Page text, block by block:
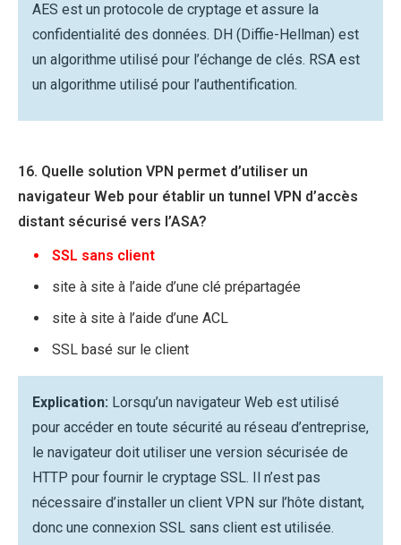
AES est un protocole de cryptage et assure la
confidentialité des données. DH (Diffie-Hellman) est
un algorithme utilisé pour l’échange de clés. RSA est
un algorithme utilisé pour l’authentification.
16. Quelle solution VPN permet d’utiliser un
navigateur Web pour établir un tunnel VPN d’accès
distant sécurisé vers l’ASA?
SSL sans client
site à site à l’aide d’une clé prépartagée
site à site à l’aide d’une ACL
SSL basé sur le client
Explication: Lorsqu’un navigateur Web est utilisé
pour accéder en toute sécurité au réseau d’entreprise,
le navigateur doit utiliser une version sécurisée de
HTTP pour fournir le cryptage SSL. Il n’est pas
nécessaire d’installer un client VPN sur l’hôte distant,
donc une connexion SSL sans client est utilisée.